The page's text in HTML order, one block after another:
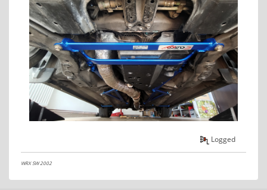
Logged
WRX SW 2002